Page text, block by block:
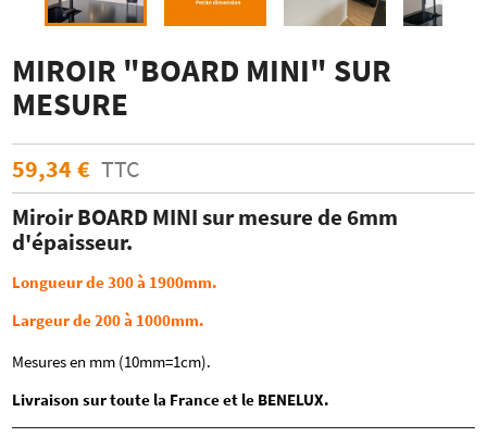
MIROIR "BOARD MINI" SUR
MESURE
59,34 € TTC
Miroir BOARD MINI sur mesure de 6mm
d'épaisseur.
Longueur de 300 à 1900mm.
Largeur de 200 à 1000mm.
Mesures en mm (10mm=1cm).
Livraison sur toute la France et le BENELUX.